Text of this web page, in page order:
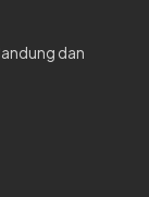
dan